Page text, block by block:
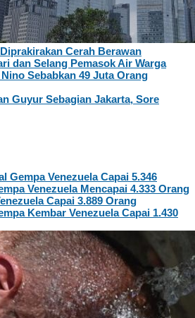
Cerah Berawan
dan Selang Pemasok Air Warga
Sebabkan 49 Juta Orang
Guyur Sebagian Jakarta, Sore
Gempa Venezuela Capai 5.346
Venezuela Mencapai 4.333 Orang
Capai 3.889 Orang
Kembar Venezuela Capai 1.430